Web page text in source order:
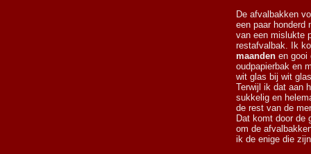
De afvalbakken
een paar honderd
van een mislukte
restafvalbak. Ik
maanden en gooi
oudpapierbak en
wit glas bij wit
Terwijl ik dat aan
sukkelig en
de rest van de
Dat komt door de
om de
ik de enige die